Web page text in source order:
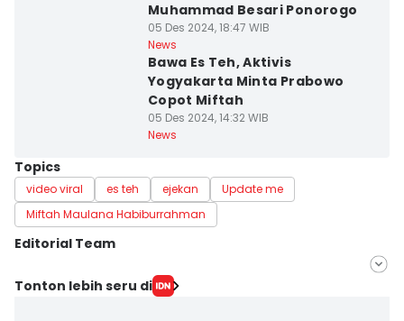
Muhammad Besari Ponorogo
05 Des 2024, 18:47 WIB
News
Bawa Es Teh, Aktivis
Yogyakarta Minta Prabowo
Copot Miftah
05 Des 2024, 14:32 WIB
News
Topics
video viral es teh ejekan
Update me
Miftah Maulana Habiburrahman
Editorial Team
Editor
Tonton lebih seru di